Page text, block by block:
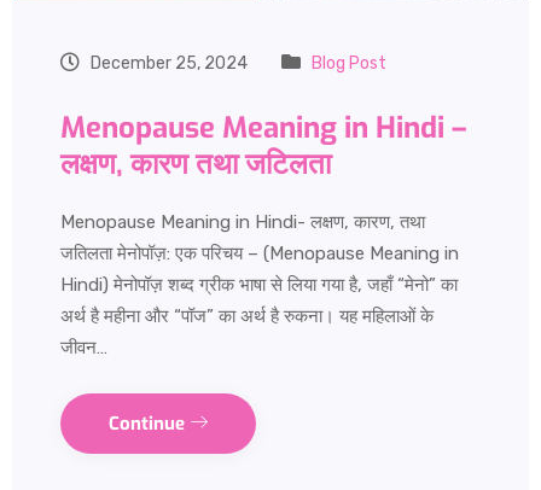
December 25, 2024 Blog Post
Menopause Meaning in Hindi –
लक्षण, कारण तथा जटिलता
Menopause Meaning in Hindi- लक्षण, कारण, तथा
जतिलता मेनोपॉज़: एक परिचय – (Menopause Meaning in
Hindi) मेनोपॉज़ शब्द ग्रीक भाषा से लिया गया है, जहाँ “मेनो” का
अर्थ है महीना और “पॉज” का अर्थ है रुकना। यह महिलाओं के
जीवन…
Continue